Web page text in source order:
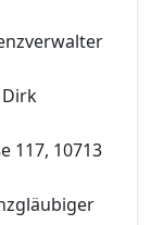
117, 10713